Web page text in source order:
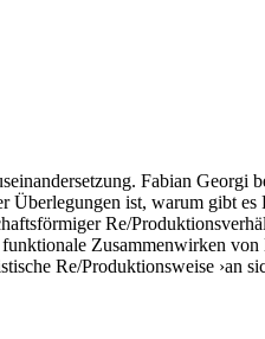
Fabian
ist, warum gibt
Re/
Zusammenwirken
Re/Produktionsweise ›an